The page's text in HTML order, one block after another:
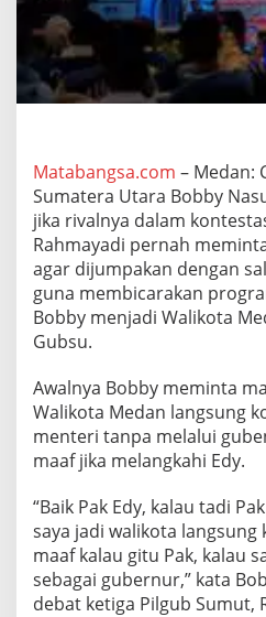
P
e
n
a
i
n
a
T
o
l
o
n
a
m
B
o
b
y
M
i
n
t
Matabangsa.com – Medan:
Sumatera Utara Bobby
jika rivalnya dalam
Rahmayadi pernah
agar dijumpakan dengan
guna membicarakan
Bobby menjadi Walikota
Gubsu.
Awalnya Bobby meminta
Walikota Medan langsung
menteri tanpa melalui
maaf jika melangkahi Edy.
“Baik Pak Edy, kalau tadi
saya jadi walikota
maaf kalau gitu Pak, kalau
sebagai gubernur,” kata
debat ketiga Pilgub Sumut,